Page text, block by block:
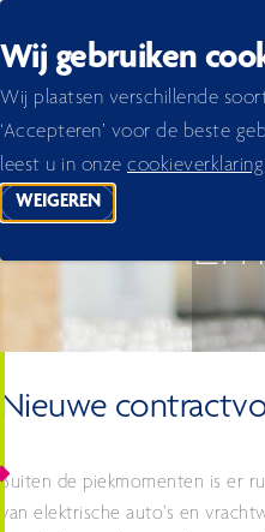
Wij gebruiken
Wij plaatsen verschillende
‘Accepteren’ voor de beste
leest u in onze cookieverklaring
WEIGEREN
TRACKING SCRIPTS
Home 2026
Nieuwe
Buiten de piekmomenten is er
van elektrische auto’s en